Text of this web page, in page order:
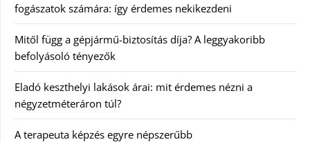
fogászatok számára: így érdemes nekikezdeni
Mitől függ a gépjármű-biztosítás díja? A leggyakoribb
befolyásoló tényezők
Eladó keszthelyi lakások árai: mit érdemes nézni a
négyzetméteráron túl?
A terapeuta képzés egyre népszerűbb